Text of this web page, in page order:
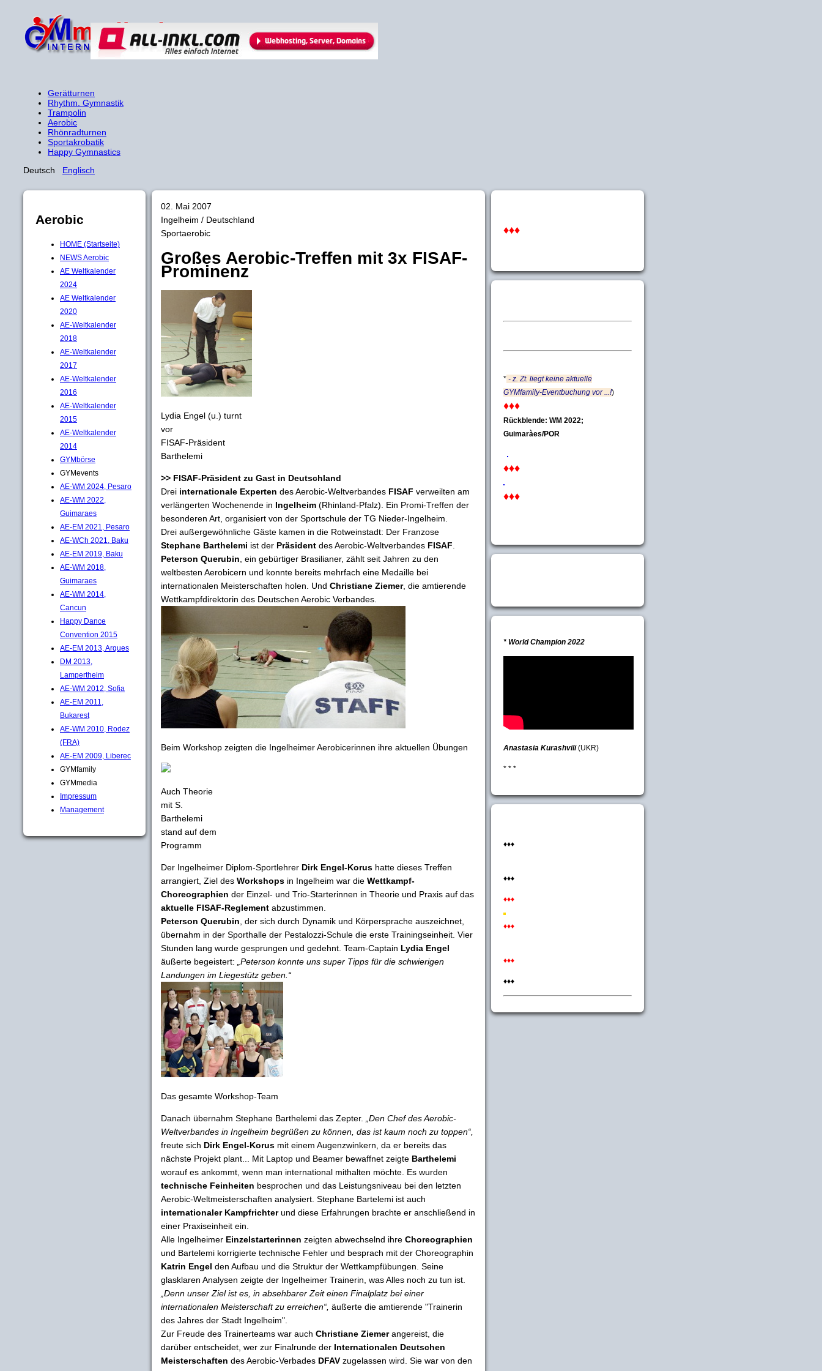
Gerätturnen
Rhythm. Gymnastik
Trampolin
Aerobic
Rhönradturnen
Sportakrobatik
Happy Gymnastics
Deutsch Englisch
Aerobic
HOME (Startseite)
NEWS Aerobic
AE Weltkalender
2024
AE Weltkalender
2020
AE-Weltkalender
2018
AE-Weltkalender
2017
AE-Weltkalender
2016
AE-Weltkalender
2015
AE-Weltkalender
2014
GYMbörse
GYMevents
AE-WM 2024, Pesaro
AE-WM 2022,
Guimaraes
AE-EM 2021, Pesaro
AE-WCh 2021, Baku
AE-EM 2019, Baku
AE-WM 2018,
Guimaraes
AE-WM 2014,
Cancun
Happy Dance
Convention 2015
AE-EM 2013, Arques
DM 2013,
Lampertheim
AE-WM 2012, Sofia
AE-EM 2011,
Bukarest
AE-WM 2010, Rodez
(FRA)
AE-EM 2009, Liberec
GYMfamily
GYMmedia
Impressum
Management
02. Mai 2007
Ingelheim / Deutschland
Sportaerobic
Großes Aerobic-Treffen mit 3x FISAF-
Prominenz
Lydia Engel (u.) turnt
vor
FISAF-Präsident
Barthelemi
>> FISAF-Präsident zu Gast in Deutschland
Drei internationale Experten des Aerobic-Weltverbandes FISAF verweilten am
verlängerten Wochenende in Ingelheim (Rhinland-Pfalz). Ein Promi-Treffen der
besonderen Art, organisiert von der Sportschule der TG Nieder-Ingelheim.
Drei außergewöhnliche Gäste kamen in die Rotweinstadt: Der Franzose
Stephane Barthelemi ist der Präsident des Aerobic-Weltverbandes FISAF
Peterson Querubin , ein gebürtiger Brasilianer, zählt seit Jahren zu den
weltbesten Aerobicern und konnte bereits mehrfach eine Medaille bei
internationalen Meisterschaften holen. Und Christiane Ziemer, die amtierende
Wettkampfdirektorin des Deutschen Aerobic Verbandes.
Beim Workshop zeigten die Ingelheimer Aerobicerinnen ihre aktuellen Übungen
Auch Theorie
mit S.
Barthelemi
stand auf dem
Programm
Der Ingelheimer Diplom-Sportlehrer Dirk Engel-Korus hatte dieses Treffen
arrangiert, Ziel des Workshops in Ingelheim war die Wettkampf-
Choreographien der Einzel- und Trio-Starterinnen in Theorie und Praxis auf das
aktuelle FISAF-Reglement abzustimmen.
Peterson Querubin , der sich durch Dynamik und Körpersprache auszeichnet,
übernahm in der Sporthalle der Pestalozzi-Schule die erste Trainingseinheit. Vier
Stunden lang wurde gesprungen und gedehnt. Team-Captain Lydia Engel
äußerte begeistert: „Peterson konnte uns super Tipps für die schwierigen
Landungen im Liegestütz geben.“
Das gesamte Workshop-Team
Danach übernahm Stephane Barthelemi das Zepter.
„Den Chef des Aerobic-
Weltverbandes in Ingelheim begrüßen zu können, das ist kaum noch zu toppen“,
freute sich Dirk Engel-Korus mit einem Augenzwinkern, da er bereits das
nächste Projekt plant... Mit Laptop und Beamer bewaffnet zeigte Barthelemi
worauf es ankommt, wenn man international mithalten möchte. Es wurden
technische Feinheiten besprochen und das Leistungsniveau bei den letzten
Aerobic-Weltmeisterschaften analysiert. Stephane Bartelemi ist auch
internationaler Kampfrichterund diese Erfahrungen brachte er anschließend in
einer Praxiseinheit ein.
Alle Ingelheimer Einzelstarterinnen zeigten abwechselnd ihre Choreographien
und Bartelemi korrigierte technische Fehler und besprach mit der Choreographin
Katrin Engel den Aufbau und die Struktur der Wettkampfübungen. Seine
glasklaren Analysen zeigte der Ingelheimer Trainerin, was Alles noch zu tun ist.
„Denn unser Ziel ist es, in absehbarer Zeit einen Finalplatz bei einer
internationalen Meisterschaft zu erreichen“, äußerte die amtierende "Trainerin
des Jahres der Stadt Ingelheim".
Zur Freude des Trainerteams war auch Christiane Ziemerangereist, die
darüber entscheidet, wer zur Finalrunde der Internationalen Deutschen
Meisterschaften des Aerobic-Verbades DFAV zugelassen wird. Sie war von den
♦♦♦
* - z. Zt. liegt keine aktuelle
GYMfamily-Eventbuchung vor ...!)
♦♦♦
Rückblende: WM 2022;
Guimaràes/POR
♦♦♦
♦♦♦
* World Champion 2022
Anastasia Kurashvili(UKR)
* * *
♦♦♦
♦♦♦
♦♦♦
♦♦♦
♦♦♦
♦♦♦